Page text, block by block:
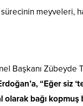
meyveleri,
Başkanı Zübeyde
“Eğer siz
bağı kopmuş